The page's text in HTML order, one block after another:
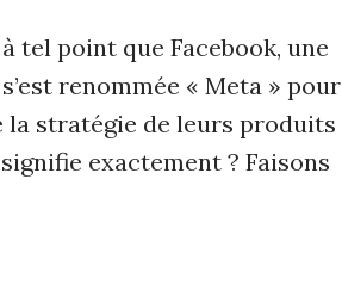
tel point que Facebook, une
renommée « Meta » pour
la stratégie de leurs produits
exactement ? Faisons